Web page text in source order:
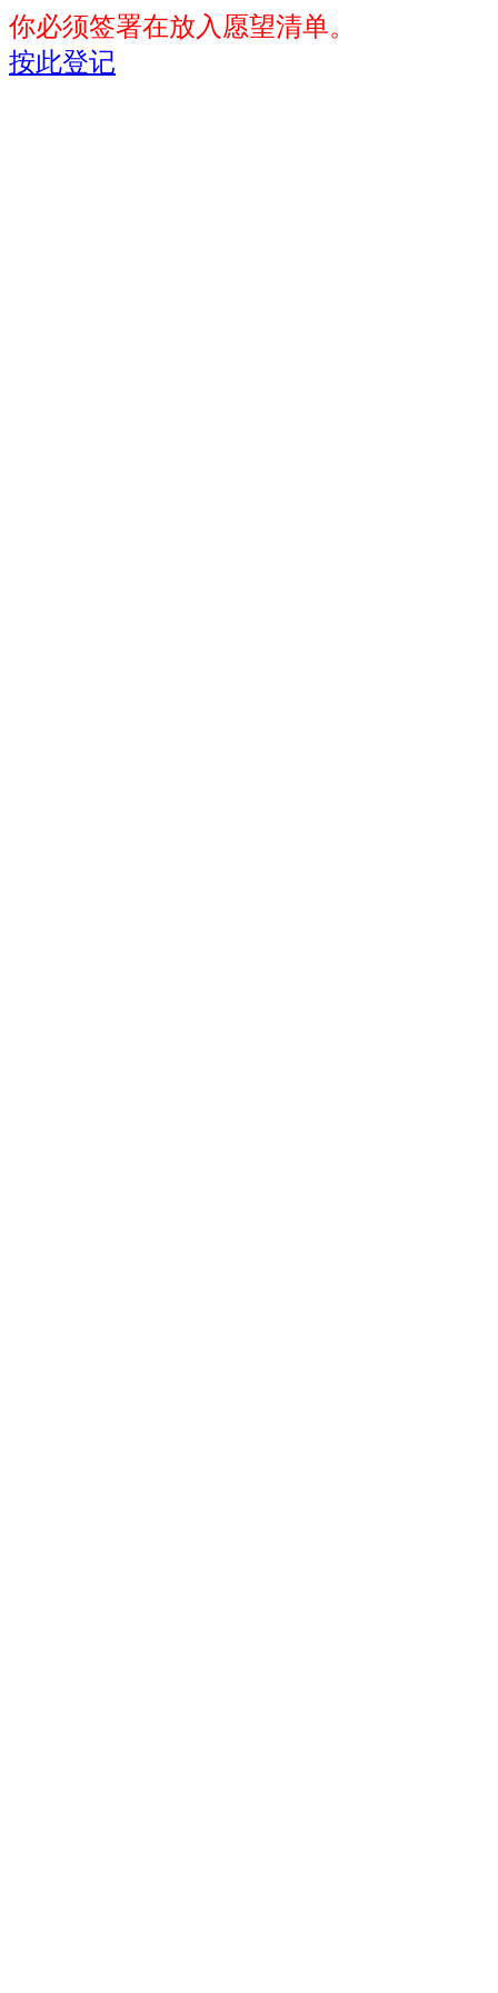
你必须签署在放入愿望清单。
按此登记